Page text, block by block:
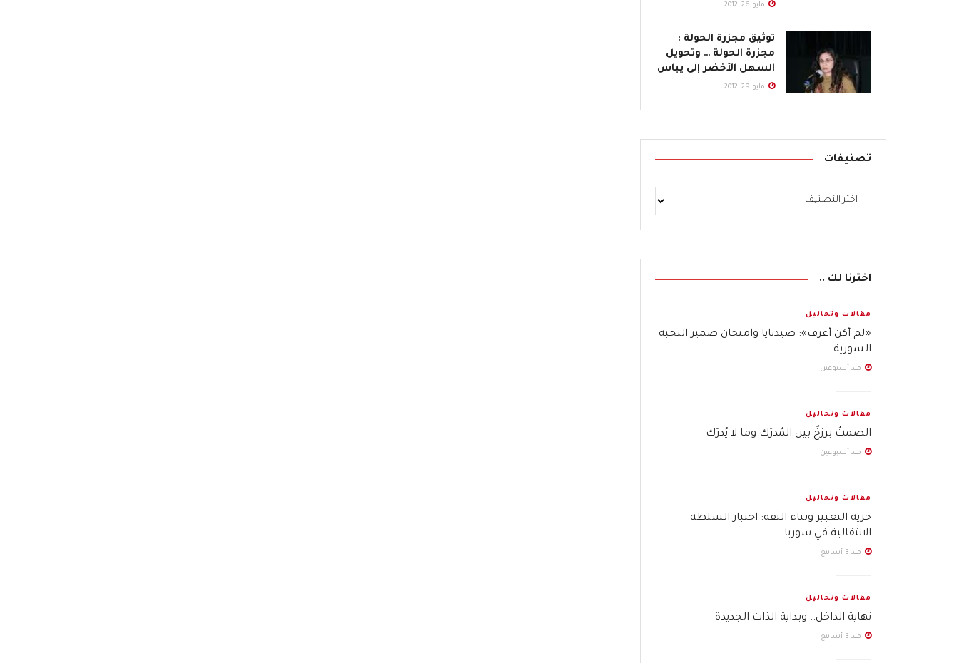
مايو 26, 2012
توثيق مجزرة الحولة :
مجزرة الحولة … وتحويل
السهل الأخضر إلى يباس
مايو 29, 2012
تصنيفات
اخترنا لك ..
مقالات وتحاليل
«لم أكن أعرف»: صيدنايا وامتحان ضمير النخبة
السورية
منذ أسبوعين
مقالات وتحاليل
الصمتُ برزخٌ بين المُدرَك وما لا يُدرَك
منذ أسبوعين
مقالات وتحاليل
حرية التعبير وبناء الثقة: اختبار السلطة
الانتقالية في سوريا
منذ 3 أسابيع
مقالات وتحاليل
نهاية الداخل.. وبداية الذات الجديدة
منذ 3 أسابيع